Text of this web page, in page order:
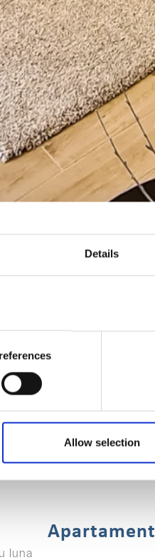
Details
Allow selection
Apartament
luna